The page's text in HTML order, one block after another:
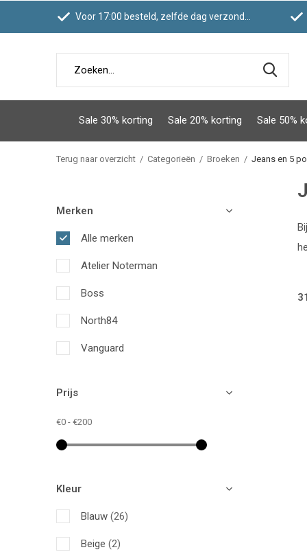
Sale 30% korting Sale 20% korting Sale 50%
Voor 17:00 besteld, zelfde dag verzonden
Terug naar overzicht Categorieën Broeken Jeans en 5
Merken
Alle merken
Atelier Noterman
Boss
North84
Vanguard
Prijs
€0 - €200
Kleur
Blauw (26)
Beige (2)